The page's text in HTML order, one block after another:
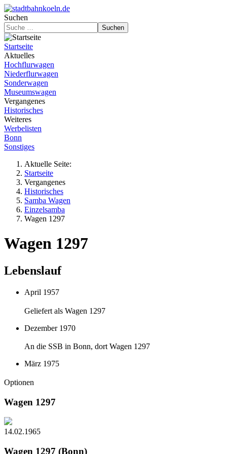
Suchen
Suchen
Startseite
Aktuelles
Hochflurwagen
Niederflurwagen
Sonderwagen
Museumswagen
Vergangenes
Historisches
Weiteres
Werbelisten
Bonn
Sonstiges
Aktuelle Seite:
Startseite
Vergangenes
Historisches
Samba Wagen
Einzelsamba
Wagen 1297
Wagen 1297
Lebenslauf
April 1957
Geliefert als Wagen 1297
Dezember 1970
An die SSB in Bonn, dort Wagen 1297
März 1975
Optionen
Wagen 1297
14.02.1965
Wagen 1297 (Bonn)